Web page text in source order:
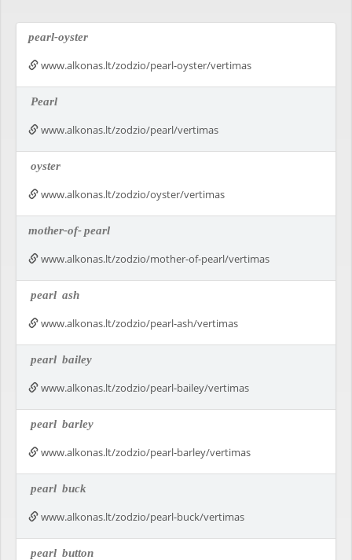
pearl-oyster
www.alkonas.lt/zodzio/pearl-oyster/vertimas
Pearl
www.alkonas.lt/zodzio/pearl/vertimas
oyster
www.alkonas.lt/zodzio/oyster/vertimas
mother-of-pearl
www.alkonas.lt/zodzio/mother-of-pearl/vertimas
pearl ash
www.alkonas.lt/zodzio/pearl-ash/vertimas
pearl bailey
www.alkonas.lt/zodzio/pearl-bailey/vertimas
pearl barley
www.alkonas.lt/zodzio/pearl-barley/vertimas
pearl buck
www.alkonas.lt/zodzio/pearl-buck/vertimas
pearl button